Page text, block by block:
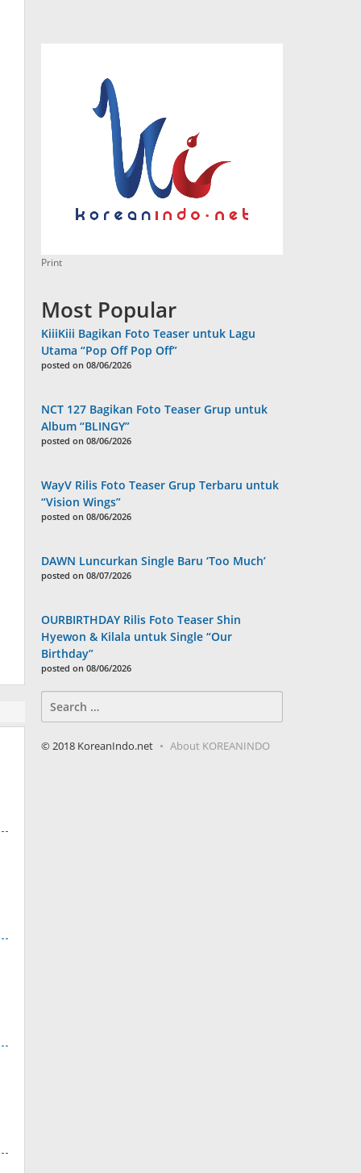
Print
Most Popular
KiiiKiii Bagikan Foto Teaser untuk Lagu
Utama “Pop Off Pop Off”
posted on 08/06/2026
NCT 127 Bagikan Foto Teaser Grup untuk
Album “BLINGY”
posted on 08/06/2026
WayV Rilis Foto Teaser Grup Terbaru untuk
“Vision Wings”
posted on 08/06/2026
DAWN Luncurkan Single Baru ‘Too Much’
posted on 08/07/2026
OURBIRTHDAY Rilis Foto Teaser Shin
Hyewon & Kilala untuk Single “Our
Birthday”
posted on 08/06/2026
for:
© 2018 KoreanIndo.net About KOREANINDO